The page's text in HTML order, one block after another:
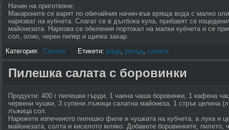
Начин на приготвяне:
Макароните се варят по обичайния начин-във вряща вода с малко
нарязват на кубчета. Слагат се в дълбока купа, прибавят се
майонезата. Нарязва се обеления портокал на малки кубчета и се
сол, олио, черен пипер и щипка захар.
Категория: Салати Етикети: раци, ролца, салата
Пилешка салата с боровинки
Продукти: 400 г пилешки гърди, 1 чаена чаша боровинки, 1 кафена
червени чушки, 3 супени лъжици салатна майонеза, 1 стрък целина
лъжица сол.
Нарежете изпеченото пилешко филе и чушката на кубчета, а лука и
майонезата, солта и киселото мляко. Добавете боровинките, пилето,